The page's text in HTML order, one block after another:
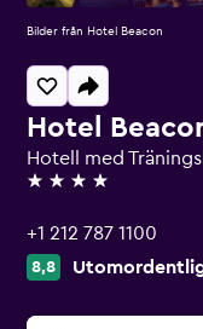
Hotel
Hotell med
4 stjärnor
+1 212 787 1100
8,8
Bilder från Hotel Beacon